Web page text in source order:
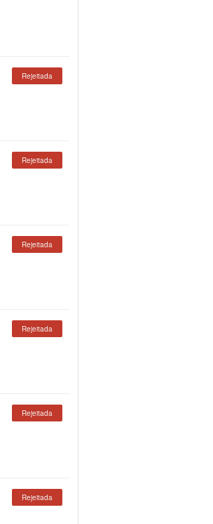
Rejeitada
Rejeitada
Rejeitada
Rejeitada
Rejeitada
Rejeitada